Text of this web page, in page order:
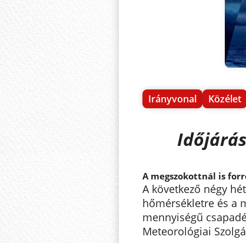
Irányvonal Közélet
A megszokottnál is
A következő négy
hőmérsékletre és a
mennyiségű
Meteorológiai